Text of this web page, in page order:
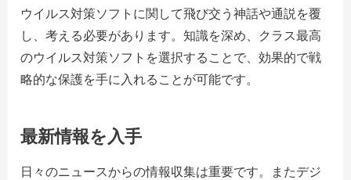
ウイルス対策ソフトに関して飛び交う神話や通説を覆
し、考える必要があります。知識を深め、クラス最高
のウイルス対策ソフトを選択することで、効果的で戦
略的な保護を手に入れることが可能です。
最新情報を入手
日々のニュースからの情報収集は重要です。またデジ